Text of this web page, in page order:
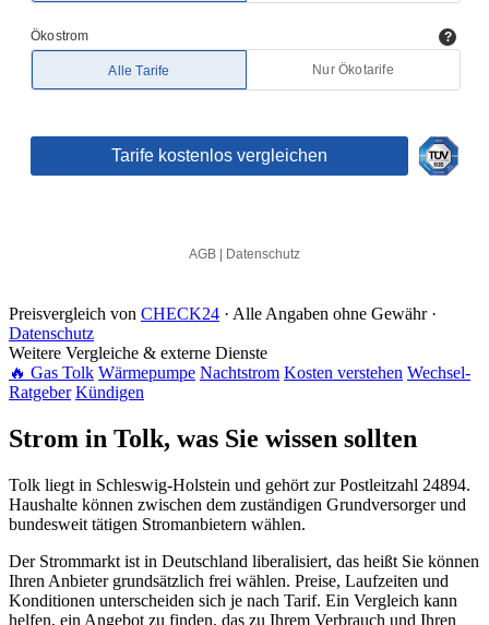
Preisvergleich von CHECK24 · Alle Angaben ohne Gewähr ·
Datenschutz
Weitere Vergleiche & externe Dienste
🔥 Gas Tolk Wärmepumpe Nachtstrom Kosten verstehen Wechsel-
Ratgeber Kündigen
Strom in Tolk, was Sie wissen sollten
Tolk liegt in Schleswig-Holstein und gehört zur Postleitzahl 24894.
Haushalte können zwischen dem zuständigen Grundversorger und
bundesweit tätigen Stromanbietern wählen.
Der Strommarkt ist in Deutschland liberalisiert, das heißt Sie können
Ihren Anbieter grundsätzlich frei wählen. Preise, Laufzeiten und
Konditionen unterscheiden sich je nach Tarif. Ein Vergleich kann
helfen, ein Angebot zu finden, das zu Ihrem Verbrauch und Ihren